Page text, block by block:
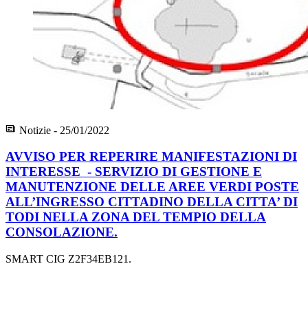
Notizie - 25/01/2022
AVVISO PER REPERIRE MANIFESTAZIONI DI
INTERESSE - SERVIZIO DI GESTIONE E
MANUTENZIONE DELLE AREE VERDI POSTE
ALL’INGRESSO CITTADINO DELLA CITTA’ DI
TODI NELLA ZONA DEL TEMPIO DELLA
CONSOLAZIONE.
SMART CIG Z2F34EB121.